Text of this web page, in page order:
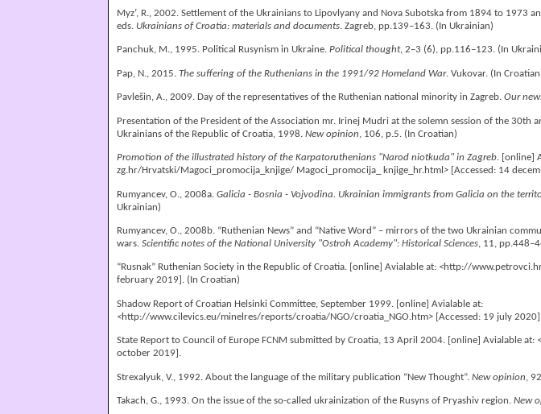
Myz’, R., 2002. Settlement of the Ukrainians to Lipovlyany and Nova Subotska from 1894 to 1973
eds. Ukrainians of Croatia: materials and documents. Zagreb, pp.139–163. (In Ukrainian)
Panchuk, М., 1995. Political Rusynism in Ukraine.Political thought, 2–3 (6), pp.116–123. (In
Pap, N., 2015.The suffering of the Ruthenians in the 1991/92 Homeland War. Vukovar. (In
Pavlešin, A., 2009. Day of the representatives of the Ruthenian national minority in Zagreb.Our
Presentation of the President of the Association mr. Irinej Mudri at the solemn session of the 30th
Ukrainians of the Republic of Croatia, 1998.New opinion, 106, p.5. (In Croatian)
Promotion of the illustrated history of the Karpatoruthenians "Narod niotkuda" in Zagreb. [online]
zg.hr/Hrvatski/Magoci_promocija_knjige/ Magoci_promocija_ knjige_hr.html > [Accessed: 14
Rumyancev, O., 2008a.Galicia - Bosnia - Vojvodina. Ukrainian immigrants from Galicia on the
Ukrainian)
Rumyancev, O., 2008b. “Ruthenian News” and “Native Word” – mirrors of the two Ukrainian
wars.Scientific notes of the National University "Ostroh Academy": Historical Sciences, 11,
“Rusnak” Ruthenian Society in the Republic of Croatia. [online] Avialable at: <http://
february 2019]. (In Croatian)
Shadow Report of Croatian Helsinki Committee, September 1999. [online] Avialable at:
<http://www.cilevics.eu/minelres/reports/croatia/NGO/croatia_NGO.htm> [Accessed: 19 july
State Report to Council of Europe FCNM submitted by Croatia, 13 April 2004. [online] Avialable at:
october 2019].
Strexalyuk, V., 1992. About the language of the military publication “New Thought”.New opinion,
Takach, G., 1993. On the issue of the so-called ukrainization of the Rusyns of Pryashiv region.New